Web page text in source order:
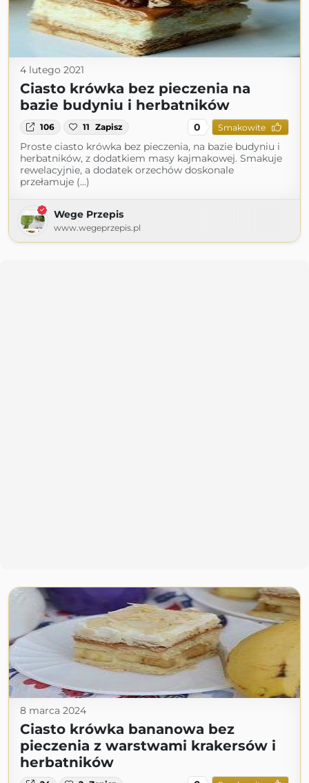
4 lutego 2021
Ciasto krówka bez pieczenia na
bazie budyniu i herbatników
106 11 Zapisz 0 Smakowite
Proste ciasto krówka bez pieczenia, na bazie budyniu i
herbatników, z dodatkiem masy kajmakowej. Smakuje
rewelacyjnie, a dodatek orzechów doskonale
przełamuje (...)
Wege Przepis
www.wegeprzepis.pl
8 marca 2024
Ciasto krówka bananowa bez
pieczenia z warstwami krakersów i
herbatników